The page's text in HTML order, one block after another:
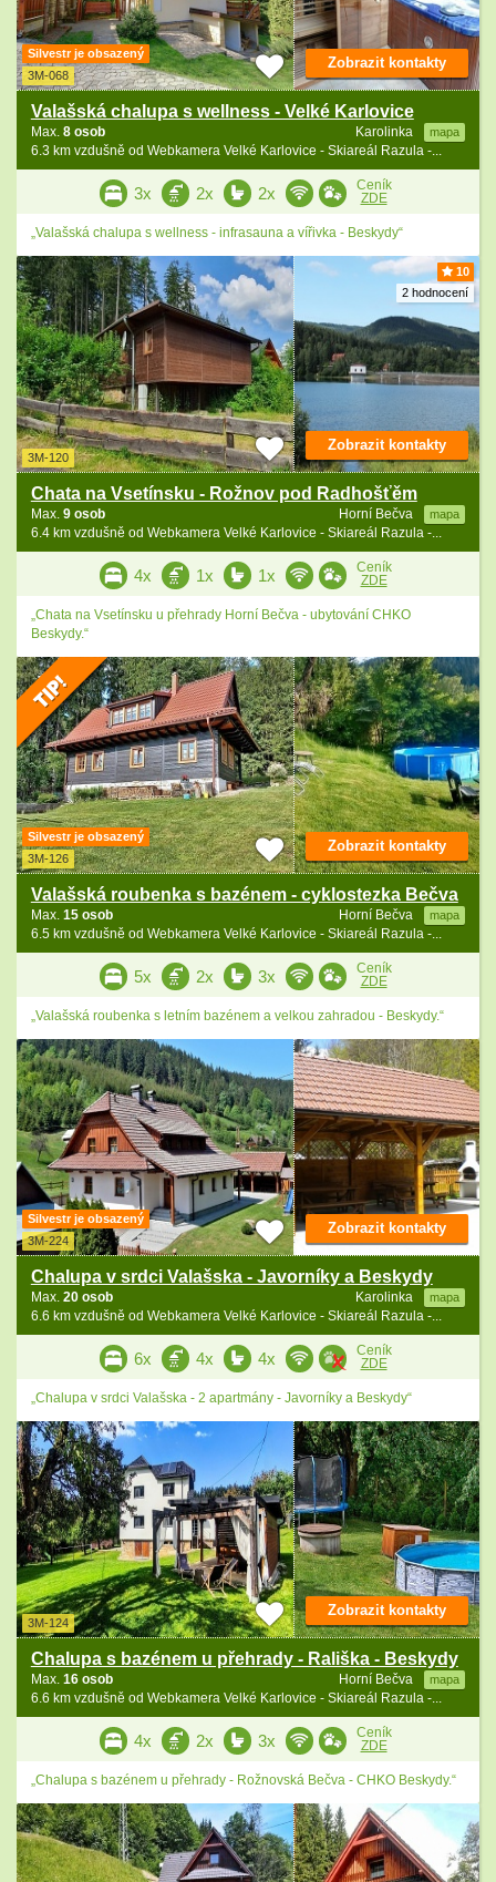
Silvestr je obsazený
3M-068
Valašská chalupa s wellness - Velké Karlovice
Karolinka mapa
Max. 8 osob
6.3 km vzdušně od Webkamera Velké Karlovice - Skiareál Razula -...
Zobrazit kontakty
3x 2x 2x
Ceník
ZDE
„Valašská chalupa s wellness - infrasauna a vířivka - Beskydy“
10
2 hodnocení
3M-120
Chata na Vsetínsku - Rožnov pod Radhošťěm
Horní Bečva mapa
Max. 9 osob
6.4 km vzdušně od Webkamera Velké Karlovice - Skiareál Razula -...
Zobrazit kontakty
4x 1x 1x
Ceník
ZDE
„Chata na Vsetínsku u přehrady Horní Bečva - ubytování CHKO
Beskydy.“
Silvestr je obsazený
3M-126
Valašská roubenka s bazénem - cyklostezka Bečva
Horní Bečva mapa
Max. 15 osob
6.5 km vzdušně od Webkamera Velké Karlovice - Skiareál Razula -...
Zobrazit kontakty
5x 2x 3x
Ceník
ZDE
„Valašská roubenka s letním bazénem a velkou zahradou - Beskydy.“
Silvestr je obsazený
3M-224
Chalupa v srdci Valašska - Javorníky a Beskydy
Karolinka mapa
Max. 20 osob
6.6 km vzdušně od Webkamera Velké Karlovice - Skiareál Razula -...
Zobrazit kontakty
6x 4x 4x
Ceník
ZDE
„Chalupa v srdci Valašska - 2 apartmány - Javorníky a Beskydy“
3M-124
Chalupa s bazénem u přehrady - Rališka - Beskydy
Horní Bečva mapa
Max. 16 osob
6.6 km vzdušně od Webkamera Velké Karlovice - Skiareál Razula -...
Zobrazit kontakty
4x 2x 3x
Ceník
ZDE
„Chalupa s bazénem u přehrady - Rožnovská Bečva - CHKO Beskydy.“